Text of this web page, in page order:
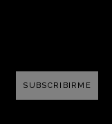
SUBSCRIBIRME